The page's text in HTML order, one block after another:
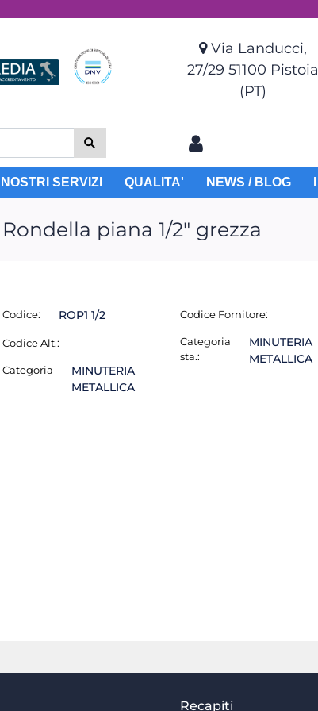
Via Landucci,
27/29 51100 Pistoia
(PT)
I NOSTRI SERVIZI QUALITA' NEWS / BLOG
Rondella piana 1/2" grezza
Codice: ROP1 1/2
Codice Alt.:
Categoria
MINUTERIA
METALLICA
Codice Fornitore:
Categoria
sta.:
MINUTERIA
METALLICA
Recapiti